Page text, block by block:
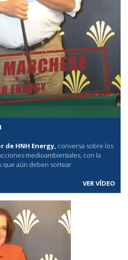
HNH Energy, conversa sobre los
medioambientales, con la
que aún deben sortear.
VER VÍDEO